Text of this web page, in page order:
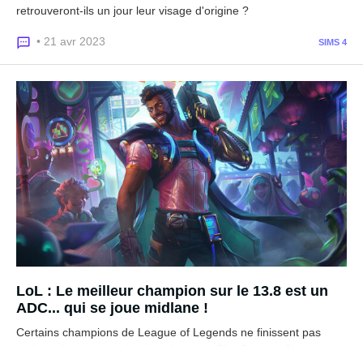
retrouveront-ils un jour leur visage d'origine ?
• 21 avr 2023 SIMS 4
LoL : Le meilleur champion sur le 13.8 est un
ADC... qui se joue midlane !
Certains champions de League of Legends ne finissent pas